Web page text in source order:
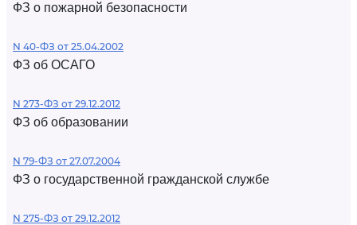
ФЗ о пожарной безопасности
N 40-ФЗ от 25.04.2002
ФЗ об ОСАГО
N 273-ФЗ от 29.12.2012
ФЗ об образовании
N 79-ФЗ от 27.07.2004
ФЗ о государственной гражданской службе
N 275-ФЗ от 29.12.2012